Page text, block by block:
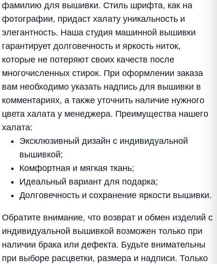
фамилию для вышивки. Стиль шрифта, как на
фотографии, придаст халату уникальность и
элегантность. Наша студия машинной вышивки
гарантирует долговечность и яркость ниток,
которые не потеряют своих качеств после
многочисленных стирок. При оформлении заказа
вам необходимо указать надпись для вышивки в
комментариях, а также уточнить наличие нужного
цвета халата у менеджера. Преимущества нашего
халата:
Эксклюзивный дизайн с индивидуальной
вышивкой;
Комфортная и мягкая ткань;
Идеальный вариант для подарка;
Долговечность и сохранение яркости вышивки.
Обратите внимание, что возврат и обмен изделий с
индивидуальной вышивкой возможен только при
наличии брака или дефекта. Будьте внимательны
при выборе расцветки, размера и надписи. Только